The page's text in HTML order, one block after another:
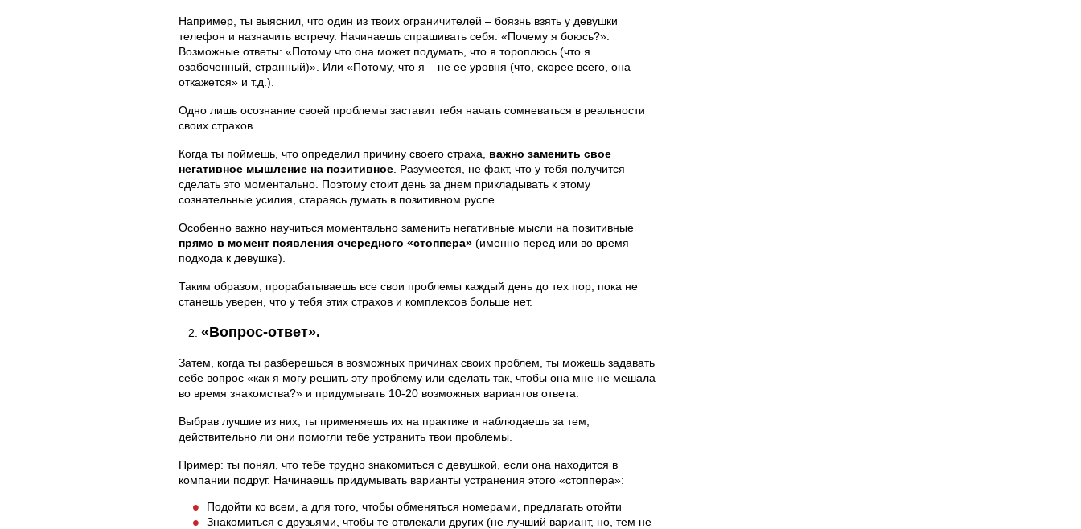
Например, ты выяснил, что один из твоих ограничителей – боязнь взять у девушки
телефон и назначить встречу. Начинаешь спрашивать себя: «Почему я боюсь?».
Возможные ответы: «Потому что она может подумать, что я тороплюсь (что я
озабоченный, странный)». Или «Потому, что я – не ее уровня (что, скорее всего, она
откажется» и т.д.).
Одно лишь осознание своей проблемы заставит тебя начать сомневаться в реальности
своих страхов.
Когда ты поймешь, что определил причину своего страха, важно заменить свое
негативное мышление на позитивное . Разумеется, не факт, что у тебя получится
сделать это моментально. Поэтому стоит день за днем прикладывать к этому
сознательные усилия, стараясь думать в позитивном русле.
Особенно важно научиться моментально заменить негативные мысли на позитивные
прямо в момент появления очередного «стоппера» (именно перед или во время
подхода к девушке).
Таким образом, прорабатываешь все свои проблемы каждый день до тех пор, пока не
станешь уверен, что у тебя этих страхов и комплексов больше нет.
2. «Вопрос-ответ».
Затем, когда ты разберешься в возможных причинах своих проблем, ты можешь задавать
себе вопрос «как я могу решить эту проблему или сделать так, чтобы она мне не мешала
во время знакомства?» и придумывать 10-20 возможных вариантов ответа.
Выбрав лучшие из них, ты применяешь их на практике и наблюдаешь за тем,
действительно ли они помогли тебе устранить твои проблемы.
Пример: ты понял, что тебе трудно знакомиться с девушкой, если она находится в
компании подруг. Начинаешь придумывать варианты устранения этого «стоппера»:
Подойти ко всем, а для того, чтобы обменяться номерами, предлагать отойти
Знакомиться с друзьями, чтобы те отвлекали других (не лучший вариант, но, тем не